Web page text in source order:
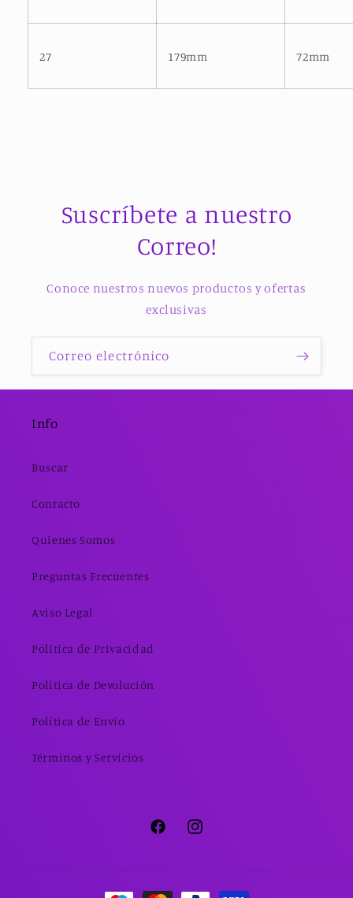
27 179mm 72mm
Suscríbete a nuestro
Correo!
Conoce nuestros nuevos productos y ofertas
exclusivas
Correo electrónico
Info
Buscar
Contacto
Quienes Somos
Preguntas Frecuentes
Aviso Legal
Política de Privacidad
Política de Devolución
Política de Envío
Términos y Servicios
FacebookInstagram
Formas